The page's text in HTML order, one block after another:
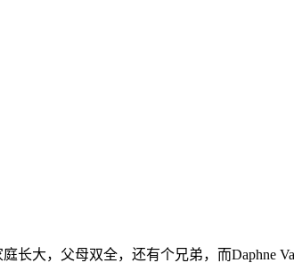
长大，父母双全，还有个兄弟，而Daphne